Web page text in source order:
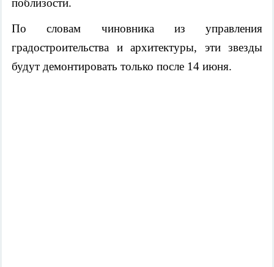
поблизости.
По словам чиновника из управления
градостроительства и архитектуры, эти звезды
будут демонтировать только после 14 июня.